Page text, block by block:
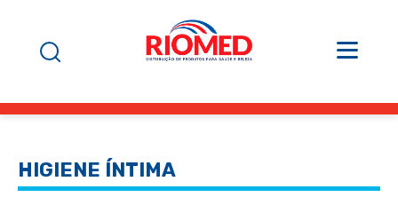
HIGIENE ÍNTIMA